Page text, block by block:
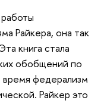
Райкера, она так
книга стала
обобщений по
федерализм
Райкер это